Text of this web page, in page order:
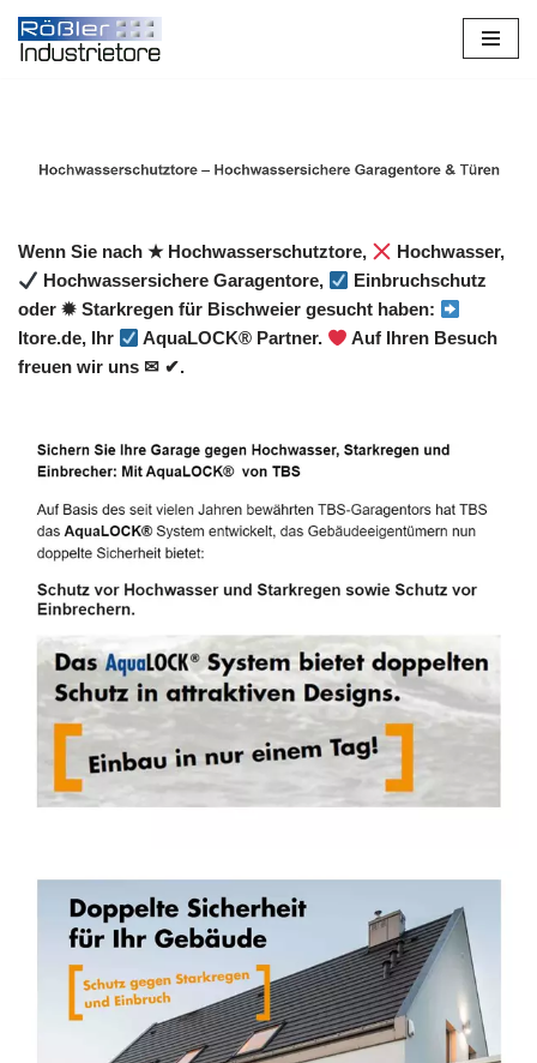
Zum
Wenn Sie nach ★ Hochwasserschutztore,
Hochwasser,
Hochwassersichere Garagentore,
Einbruchschutz
oder ✹ Starkregen für Bischweier gesucht haben:
Itore.de, Ihr
AquaLOCK® Partner.
Auf Ihren Besuch
freuen wir uns ✉ ✔.